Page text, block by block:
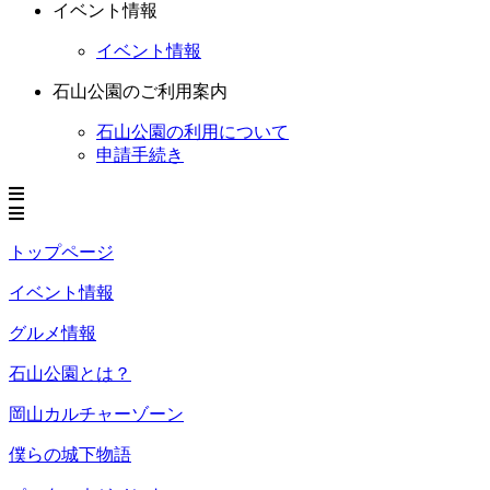
イベント情報
イベント情報
石山公園のご利用案内
石山公園の利用について
申請手続き
トップページ
イベント情報
グルメ情報
石山公園とは？
岡山カルチャーゾーン
僕らの城下物語